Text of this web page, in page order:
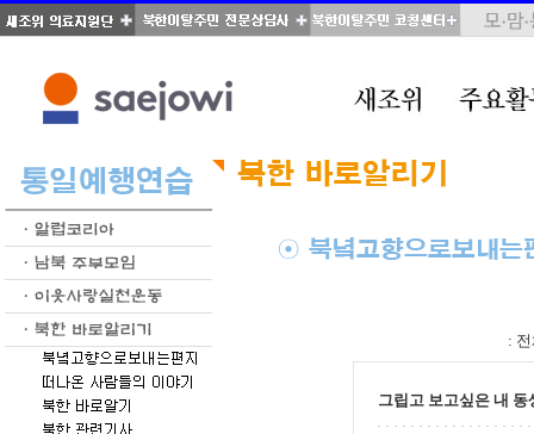
:
그립고 보고싶은 내 동